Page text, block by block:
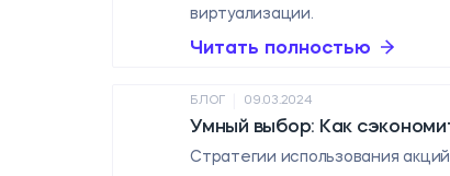
БЛОГ 09.03.2024
Умный выбор: Как
Стратегии использования
виртуализации.
Читать полностью